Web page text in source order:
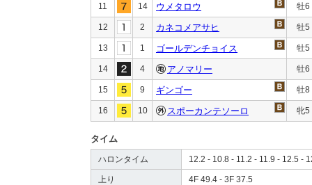
11 14 ウメタロウ 牡6
12 2 カネコメアサヒ 牡5
13 1 ゴールデンチョイス 牡5
14 4 アノマリー 牡6
15 9 ギンゴー 牡8
16 10 スポーカンテソーロ 牝5
タイム
ハロンタイム 12.2 - 10.8 - 11.2 - 11.9 - 12.5 -
上り 4F 49.4 - 3F 37.5